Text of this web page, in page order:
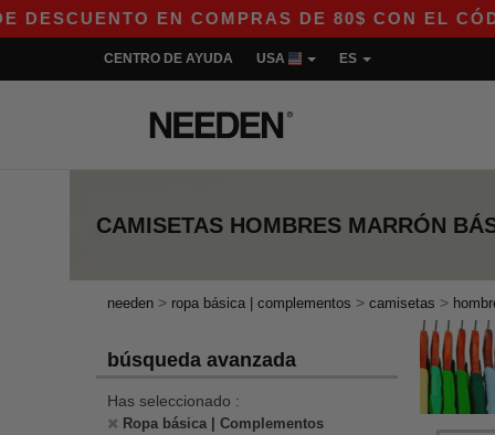
EN COMPRAS DE 80$ CON EL CÓDIGO
CENTRO DE AYUDA USA ES
CAMISETAS HOMBRES MARRÓN
needen > ropa básica | complementos > camisetas >
búsqueda avanzada
Has seleccionado :
Ropa básica | Complementos